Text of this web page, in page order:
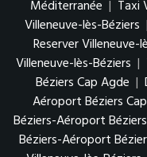
Méditerranée | Taxi
Villeneuve-lès-Béziers |
Reserver Villeneuve-
Villeneuve-lès-Béziers |
Béziers Cap Agde |
Aéroport Béziers
Béziers-Aéroport
Béziers-Aéroport